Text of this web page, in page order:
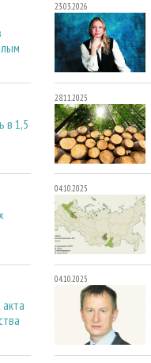
в 1,5
23.03.2026
28.11.2025
04.10.2025
04.10.2025